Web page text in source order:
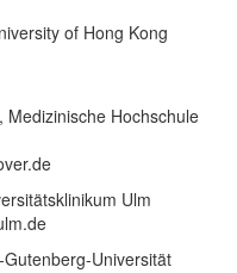
of Hong Kong
Medizinische Hochschule
Ulm
Universität